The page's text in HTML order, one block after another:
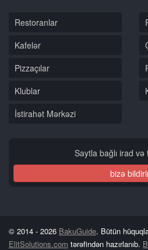
Restoranlar
Kafelər
Pizzaçılar
Klublar
İstirahət Mərkəzi
Saytla bağlı irad və
bizə
© 2014 - 2026 BakuGuide. Bütün
ElitSolutions.com tərəfindən hazırlanıb.